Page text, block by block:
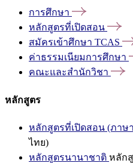
การศึกษา
หลักสูตรที่เปิดสอน
สมัครเข้าศึกษา TCAS
ค่าธรรมเนียมการศึกษา
คณะและสำนักวิชา
หลักสูตร
หลักสูตรที่เปิดสอน (ภาษ
ไทย)
หลักสูตรนานาชาติ หลัก